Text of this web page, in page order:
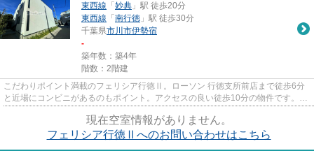
東西線 「 妙典 」駅 徒歩20分
東西線 「 南行徳 」駅 徒歩30分
千葉県市川市伊勢宿
-
築年数：築4年
階数：2階建
こだわりポイント満載のフェリシア行徳Ⅱ。ローソン 行徳支所前店まで徒歩6分
と近場にコンビニがあるのもポイント。アクセスの良い徒歩10分の物件です。特
現在空室情報がありません。
フェリシア行徳Ⅱへのお問い合わせはこちら